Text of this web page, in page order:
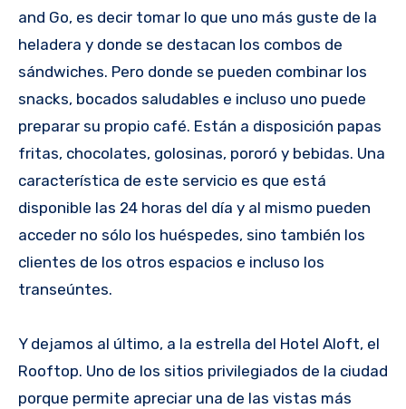
and Go, es decir tomar lo que uno más guste de la
heladera y donde se destacan los combos de
sándwiches. Pero donde se pueden combinar los
snacks, bocados saludables e incluso uno puede
preparar su propio café. Están a disposición papas
fritas, chocolates, golosinas, pororó y bebidas. Una
característica de este servicio es que está
disponible las 24 horas del día y al mismo pueden
acceder no sólo los huéspedes, sino también los
clientes de los otros espacios e incluso los
transeúntes.
Y dejamos al último, a la estrella del Hotel Aloft, el
Rooftop. Uno de los sitios privilegiados de la ciudad
porque permite apreciar una de las vistas más